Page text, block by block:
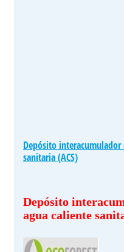
Depósito
sanitaria (ACS)
Depósito
agua caliente